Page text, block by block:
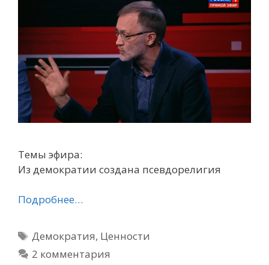
Темы эфира:
Из демократии создана псевдорелигия
Подробнее…
Метки
Демократия, Ценности
2 комментария